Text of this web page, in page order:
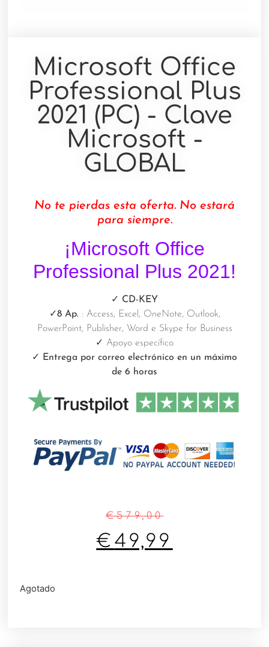
Microsoft Office
Professional Plus
2021 (PC) - Clave
Microsoft -
GLOBAL
No te pierdas esta oferta. No estará
para siempre.
¡Microsoft Office
Professional Plus 2021!
✓ CD-KEY
✓8 Ap. : Access, Excel, OneNote, Outlook,
PowerPoint, Publisher, Word e Skype for Business
✓ Apoyo específico
✓ Entrega por correo electrónico en un máximo
de 6 horas
€579,00
€ 49,99
Agotado